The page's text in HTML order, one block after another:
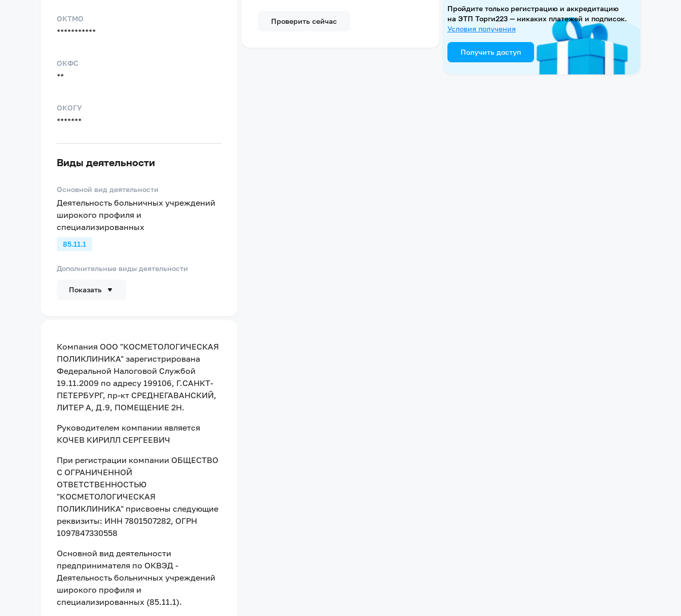
ОКТМО
***********
ОКФС
**
ОКОГУ
*******
Виды деятельности
Основной вид деятельности
Деятельность больничных учреждений
широкого профиля и
специализированных
85.11.1
Дополнительные виды деятельности
Показать
Компания ООО "КОСМЕТОЛОГИЧЕСКАЯ
ПОЛИКЛИНИКА" зарегистрирована
Федеральной Налоговой Службой
19.11.2009 по адресу 199106, Г.САНКТ-
ПЕТЕРБУРГ, пр-кт СРЕДНЕГАВАНСКИЙ,
ЛИТЕР А, Д.9, ПОМЕЩЕНИЕ 2Н.
Руководителем компании является
КОЧЕВ КИРИЛЛ СЕРГЕЕВИЧ
При регистрации компании ОБЩЕСТВО
С ОГРАНИЧЕННОЙ
ОТВЕТСТВЕННОСТЬЮ
"КОСМЕТОЛОГИЧЕСКАЯ
ПОЛИКЛИНИКА" присвоены следующие
реквизиты: ИНН 7801507282, ОГРН
1097847330558
Основной вид деятельности
предпринимателя по ОКВЭД -
Деятельность больничных учреждений
широкого профиля и
специализированных (85.11.1).
Проверить сейчас
Пройдите только регистрацию и аккредитацию
на ЭТП Торги223 — никаких платежей и подписок.
Условия получения
Получить доступ